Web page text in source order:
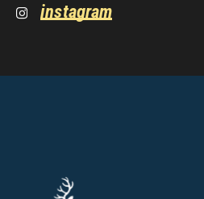
instagram